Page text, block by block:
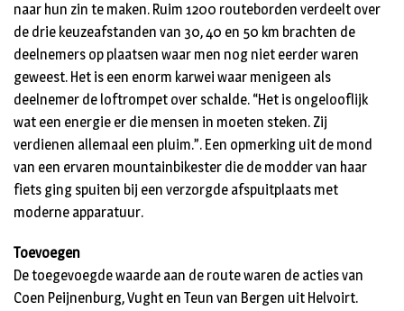
naar hun zin te maken. Ruim 1200 routeborden verdeelt over
de drie keuzeafstanden van 30, 40 en 50 km brachten de
deelnemers op plaatsen waar men nog niet eerder waren
geweest. Het is een enorm karwei waar menigeen als
deelnemer de loftrompet over schalde. “Het is ongelooflijk
wat een energie er die mensen in moeten steken. Zij
verdienen allemaal een pluim.”. Een opmerking uit de mond
van een ervaren mountainbikester die de modder van haar
fiets ging spuiten bij een verzorgde afspuitplaats met
moderne apparatuur.
Toevoegen
De toegevoegde waarde aan de route waren de acties van
Coen Peijnenburg, Vught en Teun van Bergen uit Helvoirt.